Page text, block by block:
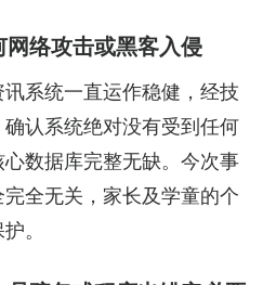
络攻击或黑客入侵
系统一直运作稳健，经技
认系统绝对没有受到任何
数据库完整无缺。今次事
全无关，家长及学童的个
。